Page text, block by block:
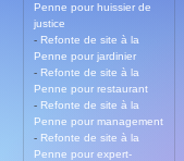
Penne pour huissier de
justice
- Refonte de site à la
Penne pour jardinier
- Refonte de site à la
Penne pour restaurant
- Refonte de site à la
Penne pour management
- Refonte de site à la
Penne pour expert-